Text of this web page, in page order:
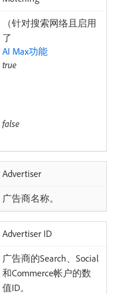
（针对搜索网络且启用
了
AI Max功能
true
false
Advertiser
广告商名称。
Advertiser ID
广告商的Search、Social
和Commerce帐户的数
值ID。